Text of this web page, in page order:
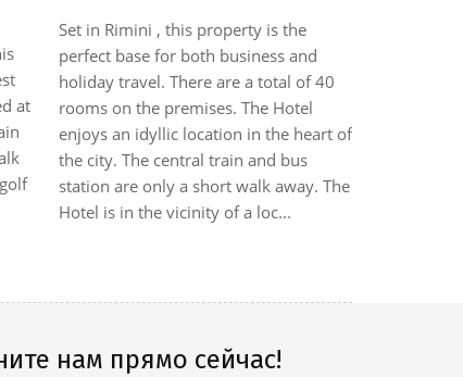
at
Set in Rimini , this property is the
perfect base for both business and
holiday travel. There are a total of 40
rooms on the premises. The Hotel
enjoys an idyllic location in the heart of
the city. The central train and bus
station are only a short walk away. The
Hotel is in the vicinity of a loc...
нам прямо сейчас!